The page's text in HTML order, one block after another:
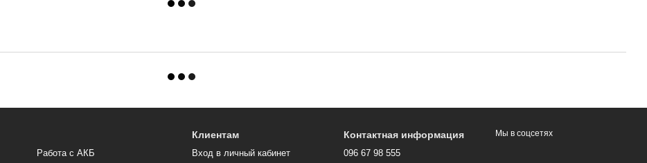
Работа с АКБ
Клиентам
Вход в личный кабинет
Контактная информация
096 67 98 555
Мы в соцсетях